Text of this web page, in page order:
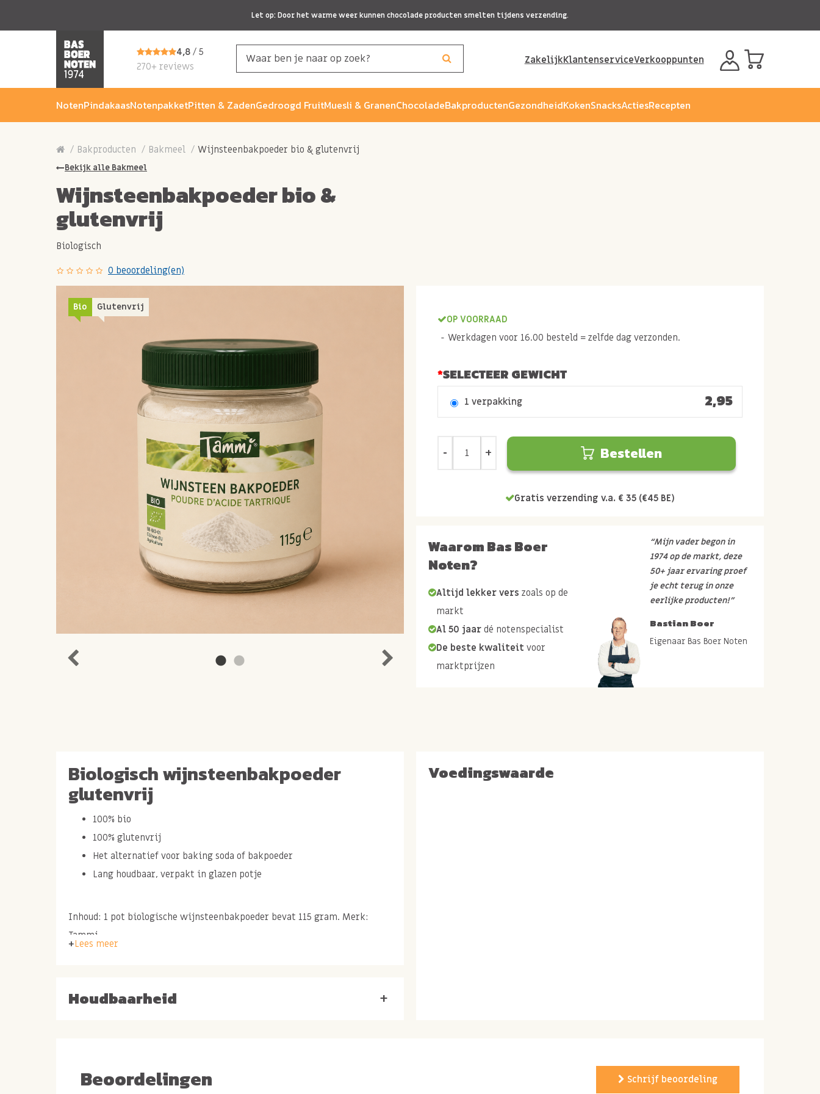
Let op: Door het warme weer kunnen chocolade producten smelten tijdens verzending.
4,8/ 5
270+ reviews
ZakelijkKlantenserviceVerkooppunten
NotenPindakaasNotenpakketPitten & ZadenGedroogd FruitMuesli & GranenChocoladeBakproductenGezondheidKokenSnacksActiesRecepten
Bakproducten Bakmeel Wijnsteenbakpoeder bio & glutenvrij
Bekijk alle Bakmeel
Wijnsteenbakpoeder bio &
glutenvrij
Biologisch
0 beoordeling(en)
Bio Glutenvrij
OP VOORRAAD
Werkdagen voor 16.00 besteld = zelfde dag verzonden.
SELECTEER GEWICHT
1 verpakking 2,95
Bestellen
Gratis verzending v.a. € 35 (€45 BE)
Waarom Bas Boer
Noten?
Altijd lekker vers zoals op de
markt
Al 50 jaar dé notenspecialist
De beste kwaliteit voor
marktprijzen
“Mijn vader begon in
1974 op de markt, deze
50+ jaar ervaring proef
je echt terug in onze
eerlijke producten!”
Bastian Boer
Eigenaar Bas Boer Noten
Biologisch wijnsteenbakpoeder
glutenvrij
100% bio
100% glutenvrij
Het alternatief voor baking soda of bakpoeder
Lang houdbaar, verpakt in glazen potje
Inhoud: 1 pot biologische wijnsteenbakpoeder bevat 115 gram. Merk:
Tammi
Lees meer
Voedingswaarde
Houdbaarheid +
Beoordelingen Schrijf beoordeling